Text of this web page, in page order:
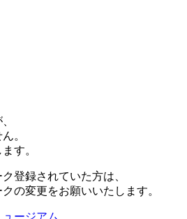
。
す。
登録されていた方は、
の変更をお願いいたします。
ュージアム